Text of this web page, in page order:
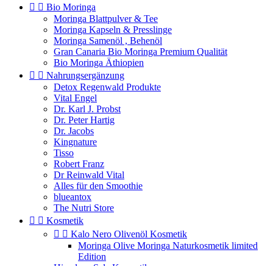
  Bio Moringa
Moringa Blattpulver & Tee
Moringa Kapseln & Presslinge
Moringa Samenöl , Behenöl
Gran Canaria Bio Moringa Premium Qualität
Bio Moringa Äthiopien
  Nahrungsergänzung
Detox Regenwald Produkte
Vital Engel
Dr. Karl J. Probst
Dr. Peter Hartig
Dr. Jacobs
Kingnature
Tisso
Robert Franz
Dr Reinwald Vital
Alles für den Smoothie
blueantox
The Nutri Store
  Kosmetik
  Kalo Nero Olivenöl Kosmetik
Moringa Olive Moringa Naturkosmetik limited
Edition